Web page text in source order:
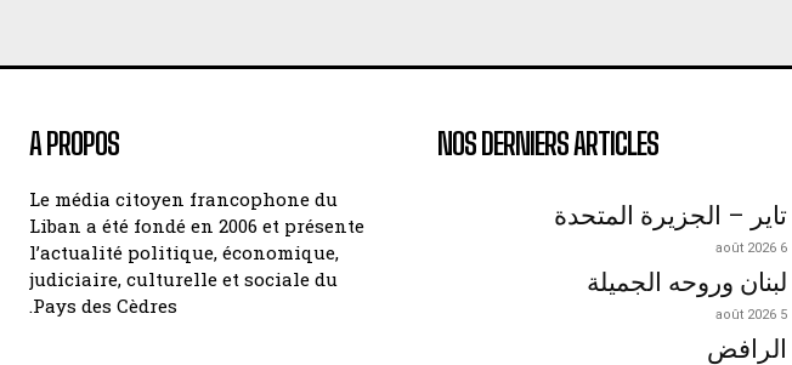
A PROPOS
Le média citoyen francophone du
Liban a été fondé en 2006 et présente
l’actualité politique, économique,
judiciaire, culturelle et sociale du
Pays des Cèdres.
NOS DERNIERS ARTICLES
تاير – الجزيرة المتحدة
6 août 2026
لبنان وروحه الجميلة
5 août 2026
الرافض